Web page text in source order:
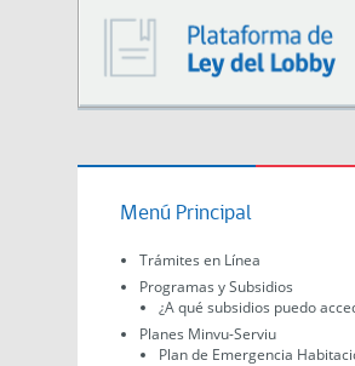
Menú Principal
Trámites en Línea
Programas y Subsidios
¿A qué subsidios puedo
Planes Minvu-Serviu
Plan de Emergencia